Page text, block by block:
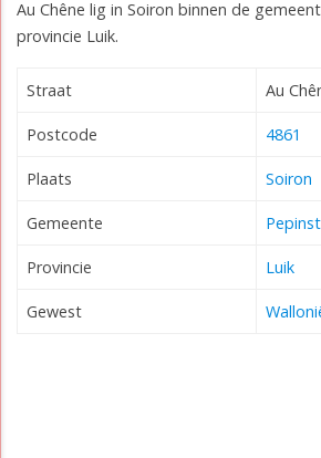
Au Chêne lig in Soiron binnen de
provincie Luik.
Straat Au
Postcode 4861
Plaats Soiron
Gemeente
Provincie Luik
Gewest